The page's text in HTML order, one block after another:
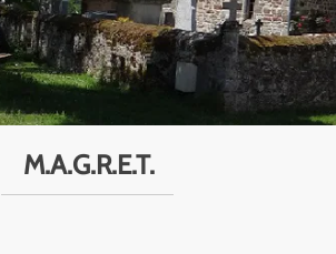
M.A.G.R.E.T.